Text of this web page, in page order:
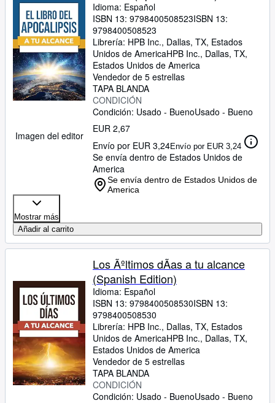
Imagen del editor
Idioma: Español
ISBN 13: 9798400508523ISBN 13:
9798400508523
Librería: HPB Inc., Dallas, TX, Estados
Unidos de AmericaHPB Inc., Dallas, TX,
Estados Unidos de America
Vendedor de 5 estrellas
TAPA BLANDA
CONDICIÓN
Condición: Usado - BuenoUsado - Bueno
EUR 2,67
Envío por EUR 3,24Envío por EUR 3,24
Se envía dentro de Estados Unidos de
America
Se envía dentro de Estados Unidos de
America
Mostrar más
Añadir al carrito
Los Ãºltimos dÃas a tu alcance
(Spanish Edition)
Idioma: Español
ISBN 13: 9798400508530ISBN 13:
9798400508530
Librería: HPB Inc., Dallas, TX, Estados
Unidos de AmericaHPB Inc., Dallas, TX,
Estados Unidos de America
Vendedor de 5 estrellas
TAPA BLANDA
CONDICIÓN
Condición: Usado - BuenoUsado - Bueno